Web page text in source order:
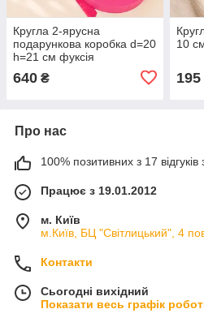
Кругла 2-ярусна
подарункова коробка d=20
h=21 см фуксія
640 ₴
10
195
Про нас
100% позитивних з 17 відгуків
Працює з 19.01.2012
м. Київ
м.Київ, БЦ "Світлицький", 4
Контакти
Сьогодні вихідний
Показати весь графік